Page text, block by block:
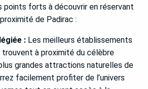
points forts à découvrir en réservant
de Padirac :
: Les meilleurs établissements
trouvent à proximité du célèbre
grandes attractions naturelles de
facilement profiter de l’univers